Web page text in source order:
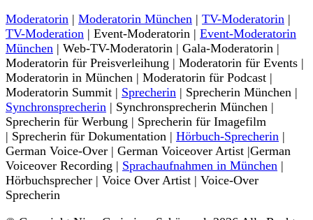
Moderatorin | Moderatorin München | TV-Moderatorin |
TV-Moderation | Event-Moderatorin | Event-Moderatorin
München | Web-TV-Moderatorin | Gala-Moderatorin |
Moderatorin für Preisverleihung | Moderatorin für Events |
Moderatorin in München | Moderatorin für Podcast |
Moderatorin Summit | Sprecherin | Sprecherin München |
Synchronsprecherin | Synchronsprecherin München |
Sprecherin für Werbung | Sprecherin für Imagefilm
| Sprecherin für Dokumentation | Hörbuch-Sprecherin |
German Voice-Over | German Voiceover Artist |German
Voiceover Recording | Sprachaufnahmen in München |
Hörbuchsprecher | Voice Over Artist | Voice-Over
Sprecherin